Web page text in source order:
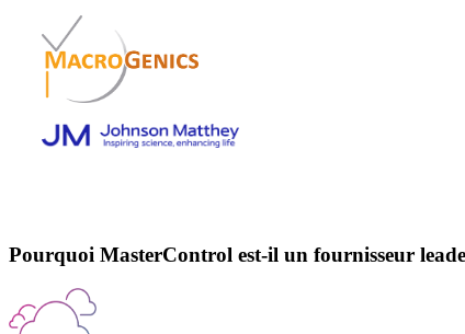
Pourquoi MasterControl est-il un fournisseur